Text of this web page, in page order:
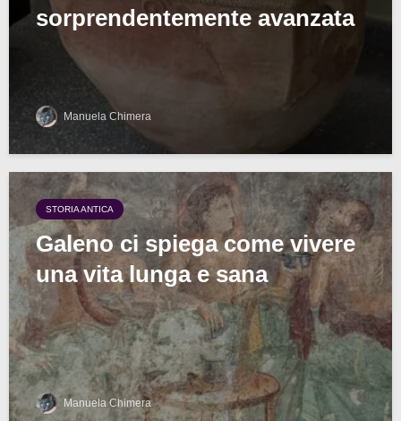
sorprendentemente avanzata
Manuela Chimera
STORIA ANTICA
Galeno ci spiega come vivere
una vita lunga e sana
Manuela Chimera